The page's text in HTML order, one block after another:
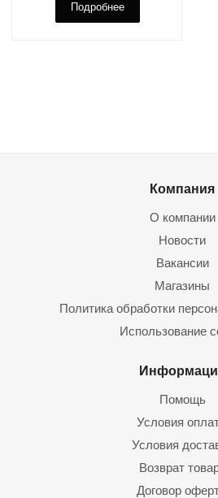
Подробнее
Компания
О компании
Новости
Вакансии
Магазины
Политика обработки
Использование
Помощь
Условия
Условия
Возврат
Договор